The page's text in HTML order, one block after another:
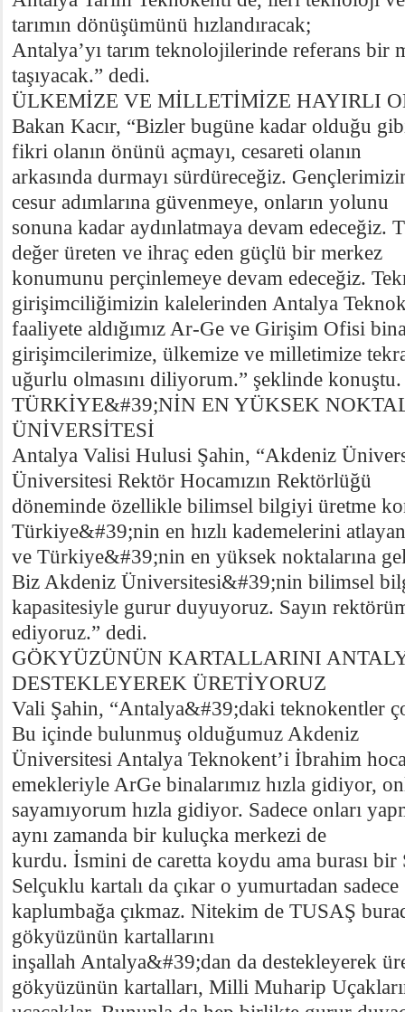
tarımın dönüşümünü hızlandıracak;
Antalya’yı tarım teknolojilerinde referans bir
taşıyacak.” dedi.
ÜLKEMİZE VE MİLLETİMİZE HAYIRLI
Bakan Kacır, “Bizler bugüne kadar olduğu
fikri olanın önünü açmayı, cesareti olanın
arkasında durmayı sürdüreceğiz.
cesur adımlarına güvenmeye, onların yolunu
sonuna kadar aydınlatmaya devam edeceğiz.
değer üreten ve ihraç eden güçlü bir merkez
konumunu perçinlemeye devam edeceğiz.
girişimciliğimizin kalelerinden Antalya
faaliyete aldığımız Ar-Ge ve Girişim Ofisi
girişimcilerimize, ülkemize ve milletimize
uğurlu olmasını diliyorum.” şeklinde konuştu.
TÜRKİYE&#39;NİN EN YÜKSEK
ÜNİVERSİTESİ
Antalya Valisi Hulusi Şahin, “Akdeniz
Üniversitesi Rektör Hocamızın Rektörlüğü
döneminde özellikle bilimsel bilgiyi üretme
Türkiye&#39;nin en hızlı kademelerini atlayan
ve Türkiye&#39;nin en yüksek noktalarına
Biz Akdeniz Üniversitesi&#39;nin bilimsel
kapasitesiyle gurur duyuyoruz. Sayın
ediyoruz.” dedi.
GÖKYÜZÜNÜN KARTALLARINI
DESTEKLEYEREK ÜRETİYORUZ
Vali Şahin, “Antalya&#39;daki teknokentler
Bu içinde bulunmuş olduğumuz Akdeniz
Üniversitesi Antalya Teknokent’i İbrahim
emekleriyle ArGe binalarımız hızla gidiyor,
sayamıyorum hızla gidiyor. Sadece onları
aynı zamanda bir kuluçka merkezi de
kurdu. İsmini de caretta koydu ama burası bir
Selçuklu kartalı da çıkar o yumurtadan sadece
kaplumbağa çıkmaz. Nitekim de TUSAŞ
gökyüzünün kartallarını
inşallah Antalya&#39;dan da destekleyerek
gökyüzünün kartalları, Milli Muharip